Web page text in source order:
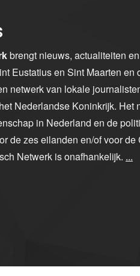
brengt nieuws, actualiteiten
Eustatius en Sint Maarten
netwerk van lokale
Nederlandse Koninkrijk. Het
in Nederland en de
de zes eilanden en/of voor
Netwerk is onafhankelijk. ...